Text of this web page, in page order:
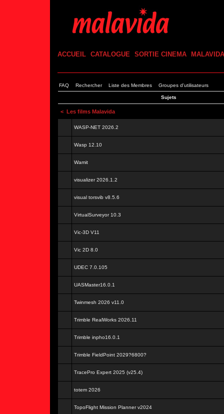
ACCUEIL CATALOGUE SORTIE CINEMA MALAVIDA
FAQ Rechercher Liste des Membres Groupes d'utilisateurs
Sujets
< Les films Malavida
WASP-NET 2026.2
Wasp 12.10
Wamit
visualizer 2026.1.2
visual torsvib v8.5.6
VirtualSurveyor 10.3
Vic-3D V11
Vic 2D 8.0
UDEC 7.0.105
UASMaster16.0.1
Twinmesh 2026 v11.0
Trimble RealWorks 2026.11
Trimble inpho16.0.1
Trimble FieldPoint 2029?6800?
TracePro Expert 2025 (v25.4)
totem 2026
TopoFlight Mission Planner v2024